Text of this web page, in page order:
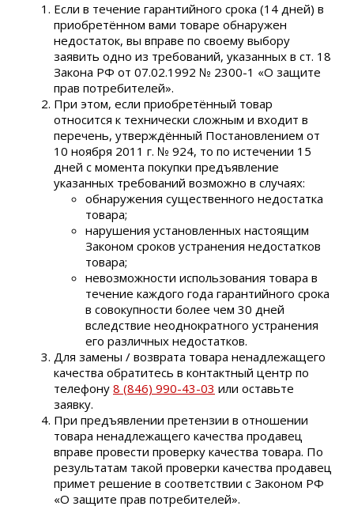
Если в течение гарантийного срока (14 дней) в
приобретённом вами товаре обнаружен
недостаток, вы вправе по своему выбору
заявить одно из требований, указанных в ст. 18
Закона РФ от 07.02.1992 № 2300-1 «О защите
прав потребителей».
При этом, если приобретённый товар
относится к технически сложным и входит в
перечень, утверждённый Постановлением от
10 ноября 2011 г. № 924, то по истечении 15
дней с момента покупки предъявление
указанных требований возможно в случаях:
обнаружения существенного недостатка
товара;
нарушения установленных настоящим
Законом сроков устранения недостатков
товара;
невозможности использования товара в
течение каждого года гарантийного срока
в совокупности более чем 30 дней
вследствие неоднократного устранения
его различных недостатков.
Для замены / возврата товара ненадлежащего
качества обратитесь в контактный центр по
телефону 8 (846) 990-43-03 или оставьте
заявку.
При предъявлении претензии в отношении
товара ненадлежащего качества продавец
вправе провести проверку качества товара. По
результатам такой проверки качества продавец
примет решение в соответствии с Законом РФ
«О защите прав потребителей».